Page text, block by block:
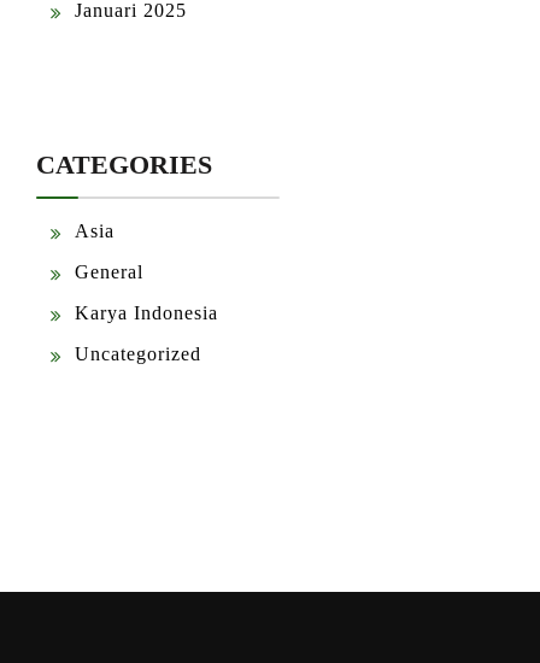
Januari 2025
CATEGORIES
Asia
General
Karya Indonesia
Uncategorized